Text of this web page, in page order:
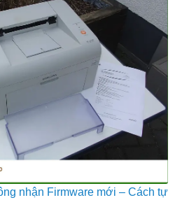
nhận Firmware mới – Cách tự